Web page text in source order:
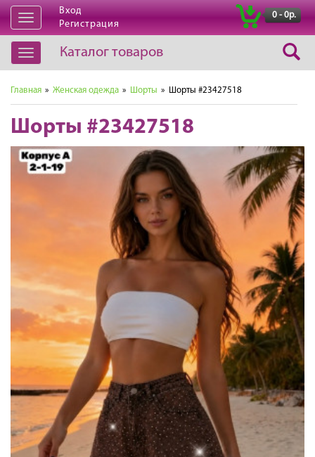
Открыть
навигацию
Вход
Регистрация
0 - 0р.
Открыть
навигацию
Каталог товаров
Главная » Женская одежда » Шорты » Шорты #23427518
Шорты #23427518